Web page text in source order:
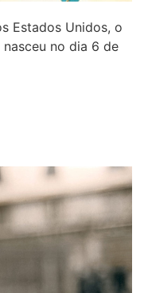
Estados Unidos, o
nasceu no dia 6 de